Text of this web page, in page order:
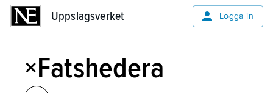
Uppslagsverket Logga in
×Fatshedera